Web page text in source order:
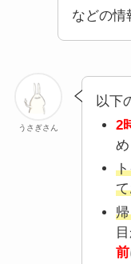
などの情
うさぎさん
以下
2
め
前